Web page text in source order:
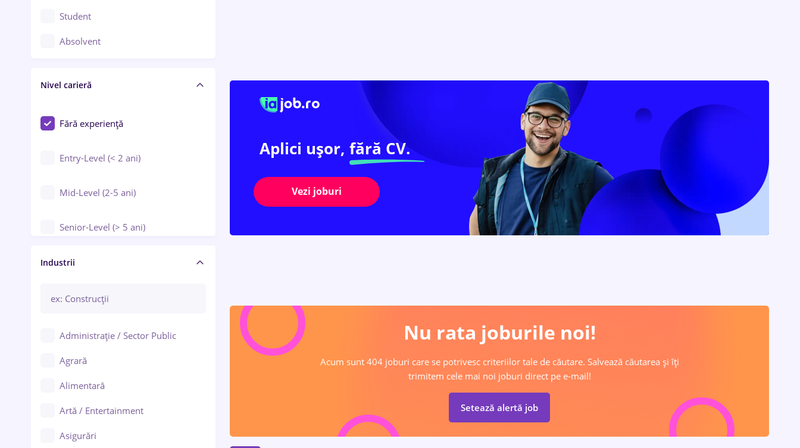
Construcții / Instalații
Controlul calității
Educație / Training / Arte
Student
Absolvent
Nivel carieră
Fără experiență
Entry-Level (< 2 ani)
Mid-Level (2-5 ani)
Senior-Level (> 5 ani)
Manager / Executiv
Industrii
Administrație / Sector Public
Agrară
Alimentară
Artă / Entertainment
Asigurări
Aplici ușor, fără CV.
Vezi joburi
Nu rata joburile noi!
Acum sunt 404 joburi care se potrivesc criteriilor tale de căutare. Salvează căutarea și îți
trimitem cele mai noi joburi direct pe e-mail!
Setează alertă job